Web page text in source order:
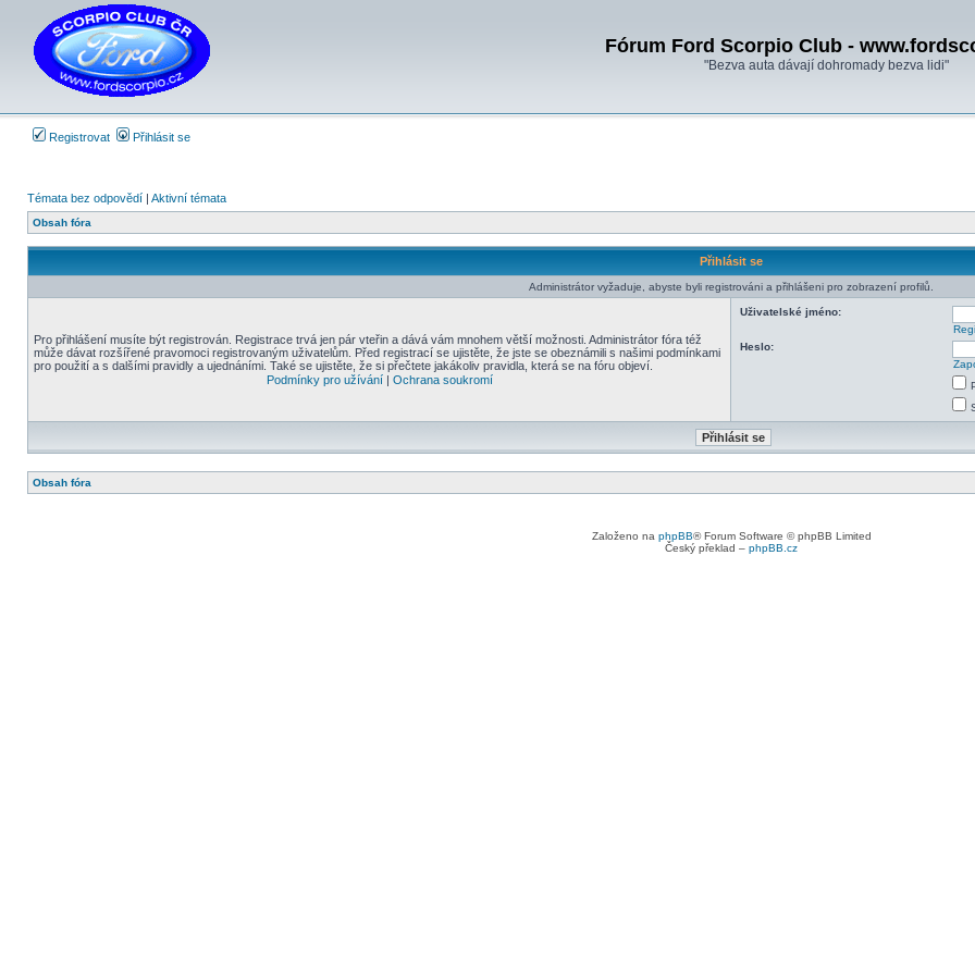
Fórum Ford Scorpio Club -
"Bezva auta dávají dohromady bezva lidi"
Registrovat Přihlásit se
Témata bez odpovědí | Aktivní témata
Obsah fóra
Přihlásit se
Administrátor vyžaduje, abyste byli registrováni a přihlášeni pro zobrazení profilů.
Pro přihlášení musíte být registrován. Registrace trvá jen pár vteřin a dává vám mnohem větší možnosti. Administrátor fóra též
může dávat rozšířené pravomoci registrovaným uživatelům. Před registrací se ujistěte, že jste se obeznámili s našimi podmínkami
pro použití a s dalšími pravidly a ujednáními. Také se ujistěte, že si přečtete jakákoliv pravidla, která se na fóru objeví.
Podmínky pro užívání| Ochrana soukromí
Uživatelské jméno:
Heslo:
Obsah fóra
Založeno na phpBB® Forum Software © phpBB Limited
Český překlad – phpBB.cz